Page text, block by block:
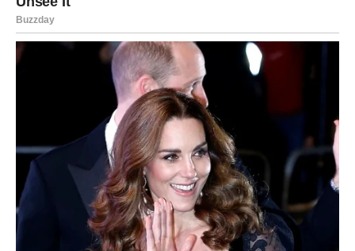
BONUS TEKST:
Kadulja, koja se naziva i kadulja, biljka je poznata po svojim
ljekovitim svojstvima koja su cijenjena tisućljećima.
Podrijetlom iz mediteranskog područja, ova biljka ima bogatu
povijest koja datira još iz drevnih civilizacija Grčke i Rima, gdje
je imala cijenjen status. Tijekom srednjeg vijeka kadulja je
igrala vitalnu ulogu u brojnim medicinskim lijekovima i smatralo
se da daje dugovječnost onima koji je konzumiraju.
Kadulja je biljka koja posjeduje niz korisnih sastojaka, poput
eteričnih ulja, flavonoida, fenolnih kiselina i vitamina A i C.